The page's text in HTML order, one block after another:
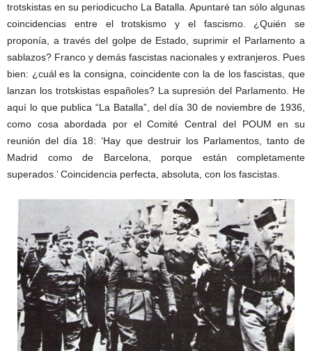
trotskistas en su periodicucho La Batalla. Apuntaré tan sólo algunas
coincidencias entre el trotskismo y el fascismo. ¿Quién se
proponía, a través del golpe de Estado, suprimir el Parlamento a
sablazos? Franco y demás fascistas nacionales y extranjeros. Pues
bien: ¿cuál es la consigna, coincidente con la de los fascistas, que
lanzan los trotskistas españoles? La supresión del Parlamento. He
aquí lo que publica “La Batalla”, del día 30 de noviembre de 1936,
como cosa abordada por el Comité Central del POUM en su
reunión del día 18: ‘Hay que destruir los Parlamentos, tanto de
Madrid como de Barcelona, porque están completamente
superados.’ Coincidencia perfecta, absoluta, con los fascistas.